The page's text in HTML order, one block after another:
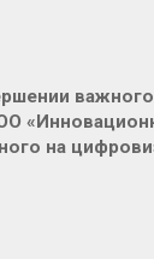
важного
на